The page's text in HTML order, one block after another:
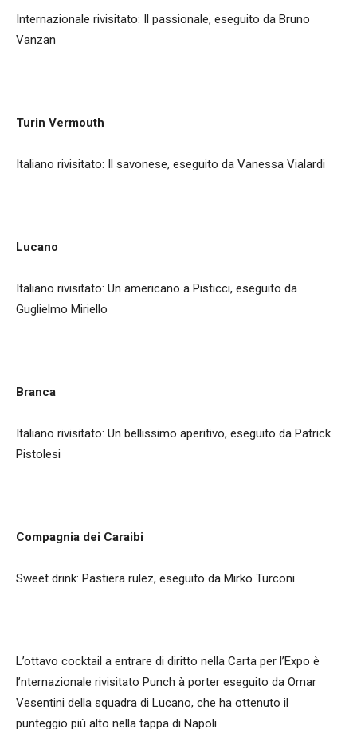
Internazionale rivisitato: Il passionale, eseguito da Bruno
Vanzan
Turin Vermouth
Italiano rivisitato: Il savonese, eseguito da Vanessa Vialardi
Lucano
Italiano rivisitato: Un americano a Pisticci, eseguito da
Guglielmo Miriello
Branca
Italiano rivisitato: Un bellissimo aperitivo, eseguito da Patrick
Pistolesi
Compagnia dei Caraibi
Sweet drink: Pastiera rulez, eseguito da Mirko Turconi
L’ottavo cocktail a entrare di diritto nella Carta per l’Expo è
l’nternazionale rivisitato Punch à porter eseguito da Omar
Vesentini della squadra di Lucano, che ha ottenuto il
punteggio più alto nella tappa di Napoli.